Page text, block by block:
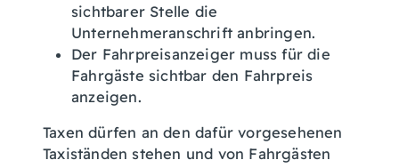
sichtbarer Stelle die
Unternehmeranschrift anbringen.
Der Fahrpreisanzeiger muss für die
Fahrgäste sichtbar den Fahrpreis
anzeigen.
Taxen dürfen an den dafür vorgesehenen
Taxiständen stehen und von Fahrgästen